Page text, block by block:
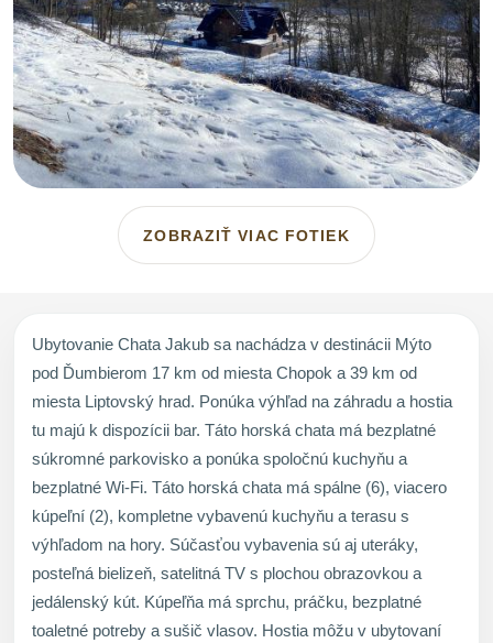
ZOBRAZIŤ VIAC FOTIEK
Ubytovanie Chata Jakub sa nachádza v destinácii Mýto
pod Ďumbierom 17 km od miesta Chopok a 39 km od
miesta Liptovský hrad. Ponúka výhľad na záhradu a hostia
tu majú k dispozícii bar. Táto horská chata má bezplatné
súkromné parkovisko a ponúka spoločnú kuchyňu a
bezplatné Wi-Fi. Táto horská chata má spálne (6), viacero
kúpeľní (2), kompletne vybavenú kuchyňu a terasu s
výhľadom na hory. Súčasťou vybavenia sú aj uteráky,
posteľná bielizeň, satelitná TV s plochou obrazovkou a
jedálenský kút. Kúpeľňa má sprchu, práčku, bezplatné
toaletné potreby a sušič vlasov. Hostia môžu v ubytovaní